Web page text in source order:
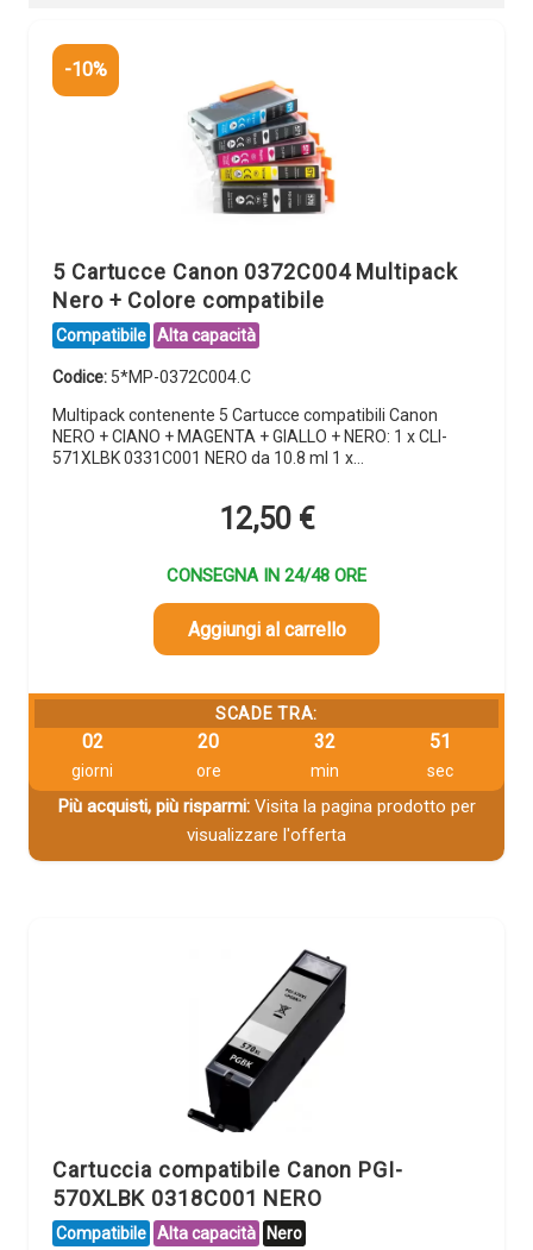
-10%
5 Cartucce Canon 0372C004 Multipack
Nero + Colore compatibile
Compatibile Alta capacità
Codice: 5*MP-0372C004.C
Multipack contenente 5 Cartucce compatibili Canon
NERO + CIANO + MAGENTA + GIALLO + NERO: 1 x CLI-
571XLBK 0331C001 NERO da 10.8 ml 1 x…
12,50 €
CONSEGNA IN 24/48 ORE
Aggiungi al carrello
SCADE TRA:
02
giorni
20
ore
32
min
49
sec
Più acquisti, più risparmi:Visita la pagina prodotto per
visualizzare l'offerta
Cartuccia compatibile Canon PGI-
570XLBK 0318C001 NERO
Compatibile Alta capacità Nero